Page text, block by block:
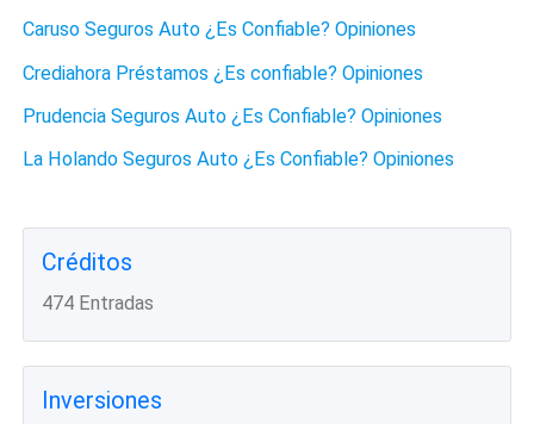
Caruso Seguros Auto ¿Es Confiable? Opiniones
Crediahora Préstamos ¿Es confiable? Opiniones
Prudencia Seguros Auto ¿Es Confiable? Opiniones
La Holando Seguros Auto ¿Es Confiable? Opiniones
Créditos
474 Entradas
Inversiones